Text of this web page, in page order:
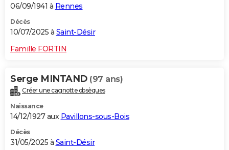
06/09/1941 à Rennes
Décès
10/07/2025 à Saint-Désir
Famille FORTIN
Serge MINTAND (97 ans)
Créer une cagnotte obsèques
Naissance
14/12/1927 aux Pavillons-sous-Bois
Décès
31/05/2025 à Saint-Désir